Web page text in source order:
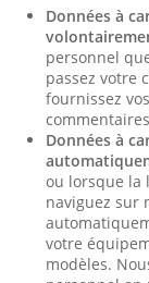
Données à
personnel
passez votre
fournissez
Données à
ou lorsque la
naviguez sur
votre
modèles.